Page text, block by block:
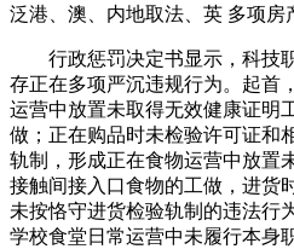
泛港、澳、内地取法、英 多项房
行政惩罚决定书显示，科技
存正在多项严沉违规行为。起首
运营中放置未取得无效健康证明
做；正在购品时未检验许可证和
轨制，形成正在食物运营中放置
接触间接入口食物的工做，进货
未按恪守进货检验轨制的违法行
学校食堂日常运营中未履行本身